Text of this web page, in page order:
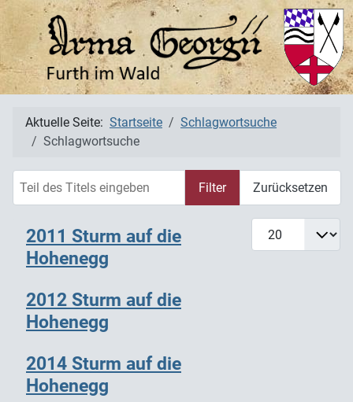
Aktuelle Seite: Startseite
Schlagwortsuche
Schlagwortsuche
Filter Zurücksetzen
Anzeige #
2011 Sturm auf die
Hohenegg
2012 Sturm auf die
Hohenegg
2014 Sturm auf die
Hohenegg